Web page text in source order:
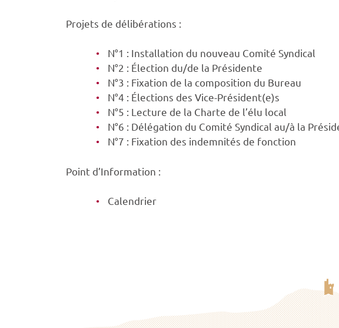
Projets de délibérations :
N°1 : Installation du nouveau Comité Syndical
N°2 : Élection du/de la Présidente
N°3 : Fixation de la composition du Bureau
N°4 : Élections des Vice-Président(e)s
N°5 : Lecture de la Charte de l’élu local
N°6 : Délégation du Comité Syndical au/à la
N°7 : Fixation des indemnités de fonction
Point d’Information :
Calendrier